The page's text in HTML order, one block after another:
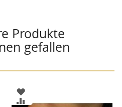
Produkte
gefallen
ZUR
WUNSCHLISTE
ZUR